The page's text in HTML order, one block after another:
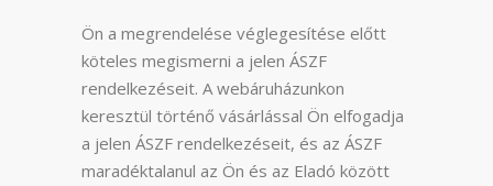
Ön a megrendelése véglegesítése előtt
köteles megismerni a jelen ÁSZF
rendelkezéseit. A webáruházunkon
keresztül történő vásárlással Ön elfogadja
a jelen ÁSZF rendelkezéseit, és az ÁSZF
maradéktalanul az Ön és az Eladó között